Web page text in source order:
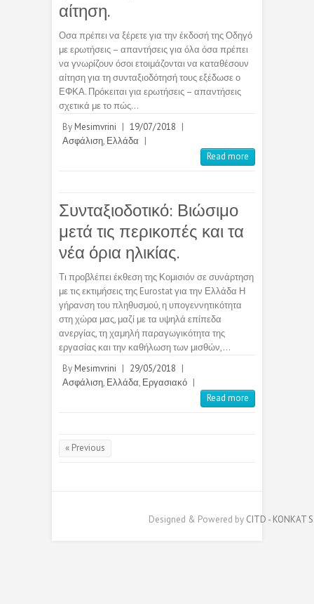
αίτηση.
Οσα πρέπει να ξέρετε για την έκδοσή της Οδηγό
με ερωτήσεις – απαντήσεις για όλα όσα πρέπει
να γνωρίζουν όσοι ετοιμάζονται να καταθέσουν
αίτηση για τη συνταξιοδότησή τους εξέδωσε ο
ΕΦΚΑ. Πρόκειται για ερωτήσεις – απαντήσεις
σχετικά με το πώς…
By Mesimvrini | 19/07/2018 |
Ασφάλιση, Ελλάδα |
Read more
Συνταξιοδοτικό: Βιώσιμο
μετά τις περικοπές και τα
νέα όρια ηλικίας.
Τι προβλέπει έκθεση της Κομισιόν σε συνάρτηση
με τις εκτιμήσεις της Eurostat για την Ελλάδα Η
γήρανση του πληθυσμού, η υπογεννητικότητα
στη χώρα μας, μαζί με τα υψηλά επίπεδα
ανεργίας, τη χαμηλή παραγωγικότητα της
εργασίας και την καθήλωση των μισθών,…
By Mesimvrini | 29/05/2018 |
Ασφάλιση, Ελλάδα, Εργασιακό |
Read more
« Previous
Designed & Powered by CITD - KONKAT